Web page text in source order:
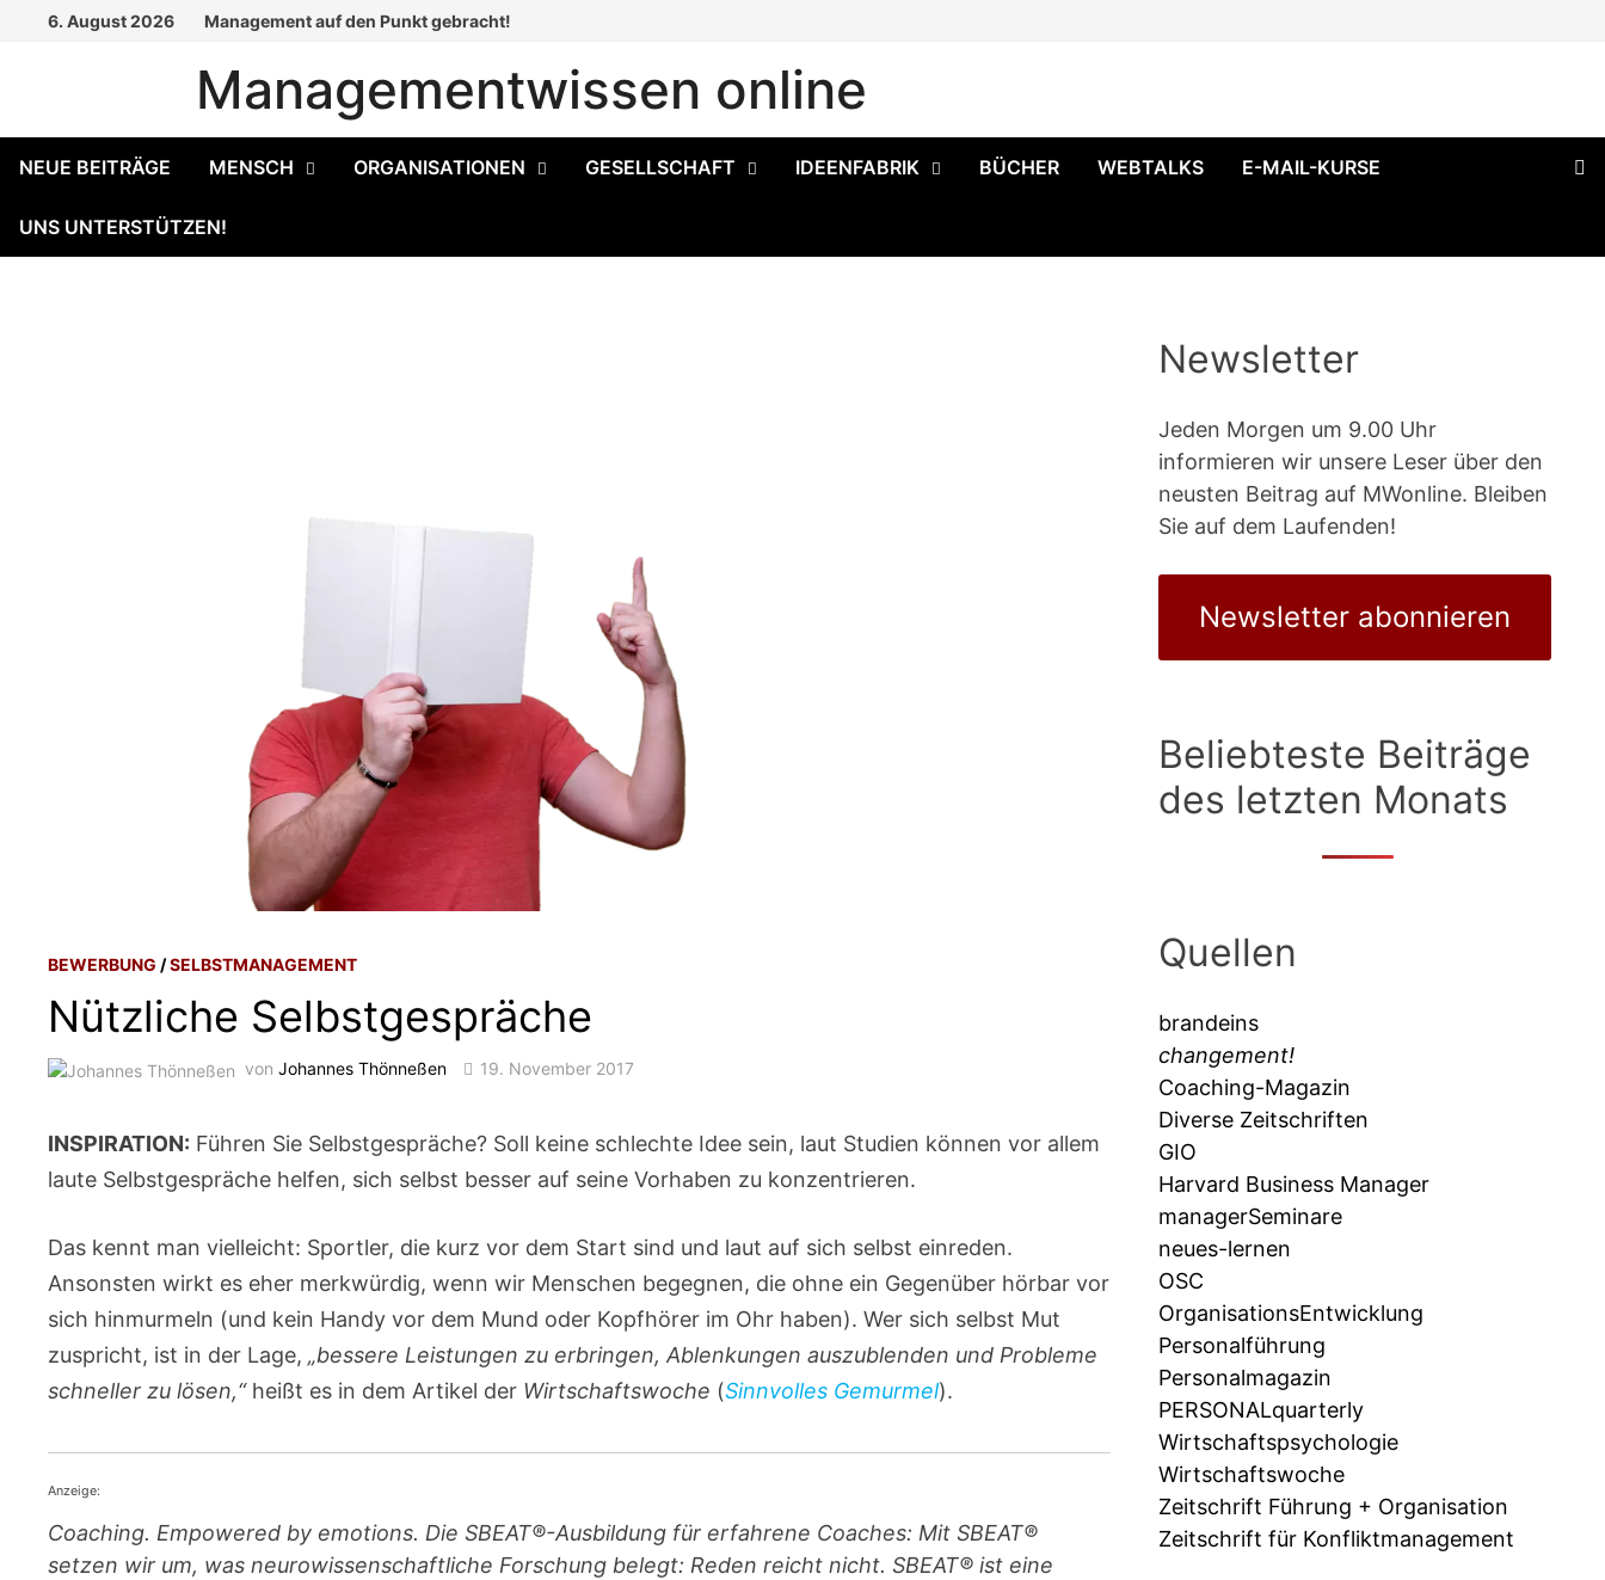
6. August 2026 Management auf den Punkt gebracht!
Managementwissen online
NEUE BEITRÄGE MENSCH ORGANISATIONEN GESELLSCHAFT IDEENFABRIK BÜCHER WEBTALKS E-MAIL-KURSE
UNS UNTERSTÜTZEN!
BEWERBUNG /SELBSTMANAGEMENT
Nützliche Selbstgespräche
vonJohannes Thönneßen 19. November 2017
INSPIRATION: Führen Sie Selbstgespräche? Soll keine schlechte Idee sein, laut Studien können vor allem
laute Selbstgespräche helfen, sich selbst besser auf seine Vorhaben zu konzentrieren.
Das kennt man vielleicht: Sportler, die kurz vor dem Start sind und laut auf sich selbst einreden.
Ansonsten wirkt es eher merkwürdig, wenn wir Menschen begegnen, die ohne ein Gegenüber hörbar vor
sich hinmurmeln (und kein Handy vor dem Mund oder Kopfhörer im Ohr haben). Wer sich selbst Mut
zuspricht, ist in der Lage,„bessere Leistungen zu erbringen, Ablenkungen auszublenden und Probleme
schneller zu lösen,“heißt es in dem Artikel der Wirtschaftswoche (Sinnvolles Gemurmel).
Anzeige:
Coaching. Empowered by emotions. Die SBEAT®-Ausbildung für erfahrene Coaches: Mit SBEAT®
setzen wir um, was neurowissenschaftliche Forschung belegt: Reden reicht nicht. SBEAT® ist eine
Newsletter
Jeden Morgen um 9.00 Uhr
informieren wir unsere Leser über den
neusten Beitrag auf MWonline. Bleiben
Sie auf dem Laufenden!
Newsletter abonnieren
Beliebteste Beiträge
des letzten Monats
Quellen
brandeins
changement!
Coaching-Magazin
Diverse Zeitschriften
GIO
Harvard Business Manager
managerSeminare
neues-lernen
OSC
OrganisationsEntwicklung
Personalführung
Personalmagazin
PERSONALquarterly
Wirtschaftspsychologie
Wirtschaftswoche
Zeitschrift Führung + Organisation
Zeitschrift für Konfliktmanagement